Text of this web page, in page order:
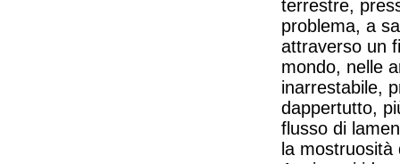
terrestre,
problema, a
attraverso un
mondo, nelle
inarrestabile,
dappertutto,
flusso di
la